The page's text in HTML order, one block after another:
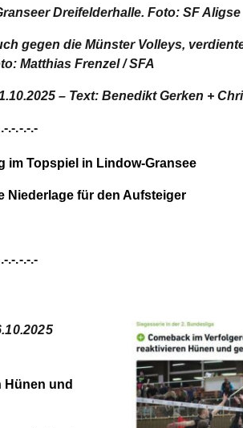
Dreifelderhalle. Foto: SF Aligse
gegen die Münster Volleys,
Matthias Frenzel / SFA
– Text: Benedikt Gerken +
.-.-.-.-
im Topspiel in Lindow-Gransee
Niederlage für den Aufsteiger
.-.-.-.-
Hünen und